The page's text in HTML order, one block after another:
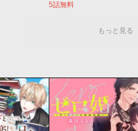
5話無料
もっと見る